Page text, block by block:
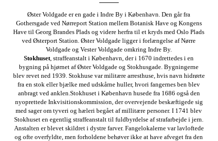
Øster Voldgade er en gade i Indre By i København. Den går fra
Gothersgade ved Nørreport Station mellem Botanisk Have og Kongens
Have til Georg Brandes Plads og videre herfra til et kryds med Oslo Plads
ved Østerport Station. Øster Voldgade ligger i forlængelse af Nørre
Voldgade og Vester Voldgade omkring Indre By.
Stokhuset, straffeanstalt i København, der i 1670 indrettedes i en
bygning på hjørnet af Øster Voldgade og Stokhusgade. Bygningerne
blev revet ned 1939. Stokhuse var militære arresthuse, hvis navn hidrørte
fra en stok eller bjælke med udskårne huller, hvori fangernes ben blev
anbragt ved anklen.Stokhuset i København husede fra 1686 også den
nyoprettede Inkvisitionskommission, der overvejende beskæftigede sig
med sager om tyveri og hæleri begået af millitære personer. I 1741 blev
Stokhuset en egentlig straffeanstalt til fuldbyrdelse af strafarbejde i jern.
Anstalten er blevet skildret i dystre farver. Fangelokalerne var lavloftede
og ofte overfyldte, men forholdene behøver ikke at have afveget fra den